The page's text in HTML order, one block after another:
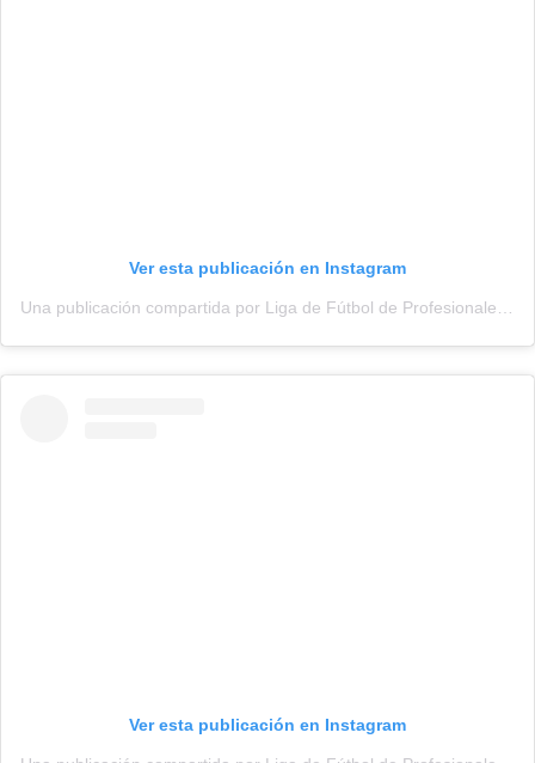
Ver esta publicación en Instagram
Ver esta publicación en Instagram